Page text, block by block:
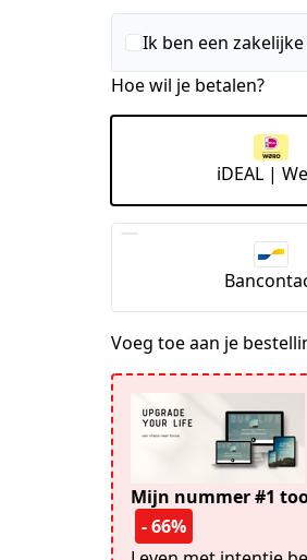
Ik ben een
Hoe wil je betalen?
iDEAL |
Voeg toe aan je
Mijn nummer #1
- 66%